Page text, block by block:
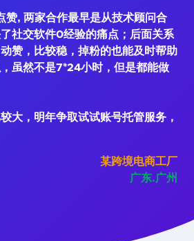
赞, 两家合作最早是从技术顾问合
社交软件0经验的痛点；后面关系
赞，比较稳，掉粉的也能及时帮助
虽然不是7*24小时，但是都能做
大，明年争取试试账号托管服务，
某跨境电商工厂
广东.广州